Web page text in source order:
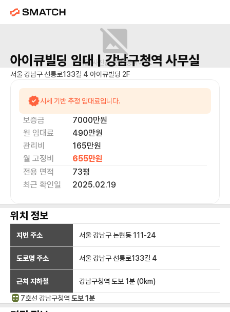
매물 사진을 준비 중이에요.
아이큐빌딩 임대 | 강남구청역 사무실
서울 강남구 선릉로133길 4 아이큐빌딩 2F
시세 기반 추정 임대료입니다.
보증금 7000만원
월 임대료
490만원
관리비
165만원
월 고정비
655만원
전용 면적
73평
최근 확인일
2025.02.19
위치 정보
지번 주소 서울 강남구 논현동 111-24
도로명 주소 서울 강남구 선릉로133길 4
근처 지하철 강남구청역 도보 1분 (0km)
7호선 강남구청역 도보 1분